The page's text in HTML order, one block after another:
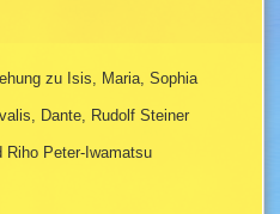
zu Isis, Maria, Sophia
Dante, Rudolf Steiner
Riho Peter-Iwamatsu